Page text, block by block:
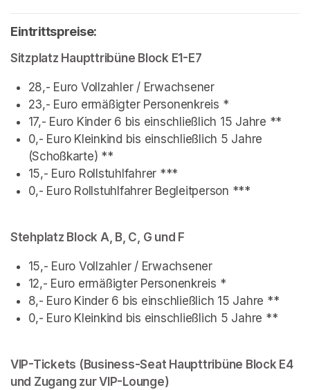
Eintrittspreise:
Sitzplatz Haupttribüne Block E1-E7
28,- Euro Vollzahler / Erwachsener
23,- Euro ermäßigter Personenkreis *
17,- Euro Kinder 6 bis einschließlich 15 Jahre **
0,- Euro Kleinkind bis einschließlich 5 Jahre
(Schoßkarte) **
15,- Euro Rollstuhlfahrer ***
0,- Euro Rollstuhlfahrer Begleitperson ***
Stehplatz Block A, B, C, G und F
15,- Euro Vollzahler / Erwachsener
12,- Euro ermäßigter Personenkreis *
8,- Euro Kinder 6 bis einschließlich 15 Jahre **
0,- Euro Kleinkind bis einschließlich 5 Jahre **
VIP-Tickets (Business-Seat Haupttribüne Block E4
und Zugang zur VIP-Lounge)